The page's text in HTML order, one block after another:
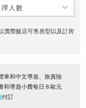
實際飯店可售房型以及訂房
車和中文導遊、旅責險
和導遊小費每日８歐元
付訂